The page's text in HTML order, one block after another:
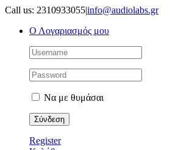
Μετάβαση
περιεχόμενο
Call us: 2310933055|info@audiolabs.gr
Ο Λογαριασμός μου
Να με θυμάσαι
Register